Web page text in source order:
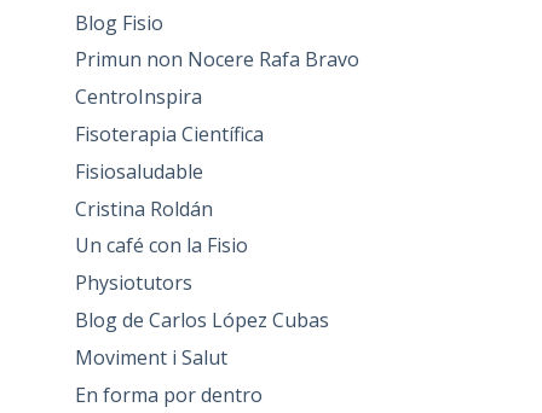
Blog Fisio
Primun non Nocere Rafa Bravo
CentroInspira
Fisoterapia Científica
Fisiosaludable
Cristina Roldán
Un café con la Fisio
Physiotutors
Blog de Carlos López Cubas
Moviment i Salut
En forma por dentro